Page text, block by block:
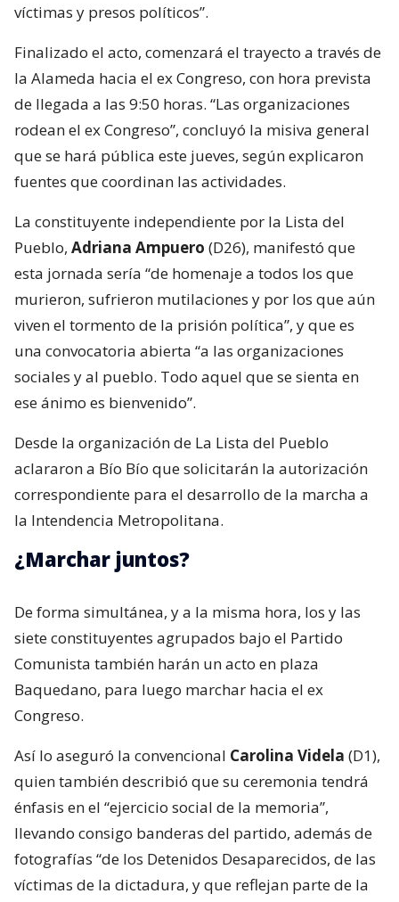
víctimas y presos políticos”.
Finalizado el acto, comenzará el trayecto a través de
la Alameda hacia el ex Congreso, con hora prevista
de llegada a las 9:50 horas. “Las organizaciones
rodean el ex Congreso”, concluyó la misiva general
que se hará pública este jueves, según explicaron
fuentes que coordinan las actividades.
La constituyente independiente por la Lista del
Pueblo, Adriana Ampuero (D26), manifestó que
esta jornada sería “de homenaje a todos los que
murieron, sufrieron mutilaciones y por los que aún
viven el tormento de la prisión política”, y que es
una convocatoria abierta “a las organizaciones
sociales y al pueblo. Todo aquel que se sienta en
ese ánimo es bienvenido”.
Desde la organización de La Lista del Pueblo
aclararon a Bío Bío que solicitarán la autorización
correspondiente para el desarrollo de la marcha a
la Intendencia Metropolitana.
¿Marchar juntos?
De forma simultánea, y a la misma hora, los y las
siete constituyentes agrupados bajo el Partido
Comunista también harán un acto en plaza
Baquedano, para luego marchar hacia el ex
Congreso.
Así lo aseguró la convencional Carolina Videla (D1),
quien también describió que su ceremonia tendrá
énfasis en el “ejercicio social de la memoria”,
llevando consigo banderas del partido, además de
fotografías “de los Detenidos Desaparecidos, de las
víctimas de la dictadura, y que reflejan parte de la